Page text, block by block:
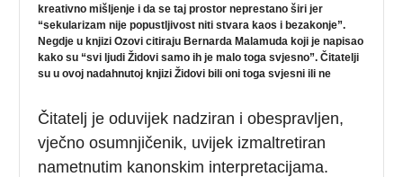
kreativno mišljenje i da se taj prostor neprestano širi jer
“sekularizam nije popustljivost niti stvara kaos i bezakonje”.
Negdje u knjizi Ozovi citiraju Bernarda Malamuda koji je napisao
kako su “svi ljudi Židovi samo ih je malo toga svjesno”. Čitatelji
su u ovoj nadahnutoj knjizi Židovi bili oni toga svjesni ili ne
Čitatelj je oduvijek nadziran i obespravljen,
vječno osumnjičenik, uvijek izmaltretiran
nametnutim kanonskim interpretacijama.